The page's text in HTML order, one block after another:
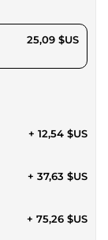
25,09 $US
+ 12,54 $US
+ 37,63 $US
+ 75,26 $US